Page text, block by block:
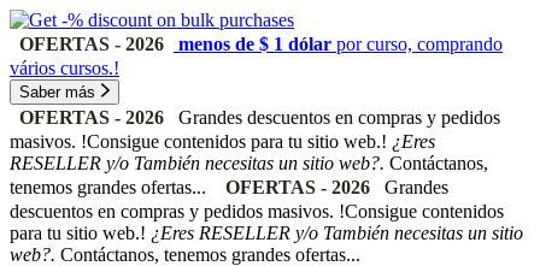
OFERTAS - 2026 menos de $ 1 dólar por curso, comprando
vários cursos.!
Saber más
OFERTAS - 2026
Grandes descuentos en compras y pedidos
masivos. !Consigue contenidos para tu sitio web.! ¿Eres
RESELLER y/o También necesitas un sitio web?. Contáctanos,
tenemos grandes ofertas...
OFERTAS - 2026
Grandes
descuentos en compras y pedidos masivos. !Consigue contenidos
para tu sitio web.! ¿Eres RESELLER y/o También necesitas un sitio
web?. Contáctanos, tenemos grandes ofertas...